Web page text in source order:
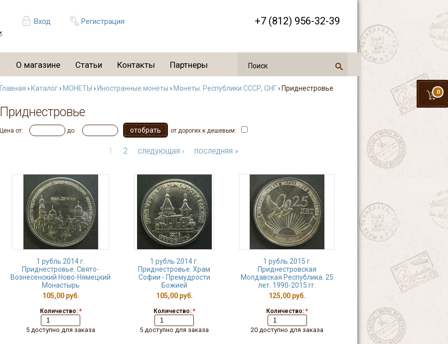
Вход Регистрация +7 (812) 956-32-39
0
О магазине Статьи Контакты Партнеры
Главная › Каталог› МОНЕТЫ › Иностранные монеты › Монеты. Республики СССР, СНГ› Приднестровье
Приднестровье
Цена от: до: от дорогих к дешевым:
1 2 следующая › последняя »
1 рубль 2014 г.
Приднестровье. Свято-
Вознесенский Ново-Нямецкий
Монастырь
105,00 руб.
Количество: *
5 доступно для заказа
1 рубль 2014 г.
Приднестровье. Храм
Софии - Премудрости
Божией
105,00 руб.
Количество: *
5 доступно для заказа
1 рубль 2015 г.
Приднестровская
Молдавская Республика. 25
лет. 1990-2015 гг.
125,00 руб.
Количество: *
20 доступно для заказа